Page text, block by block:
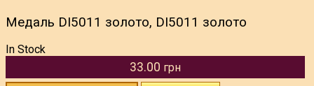
Медаль DI5011 золото, DI5011 золото
In Stock
33.00 грн